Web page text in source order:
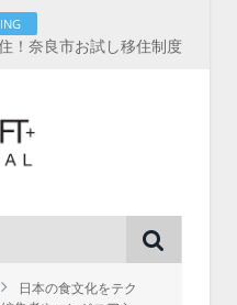
日本の食文化をテク